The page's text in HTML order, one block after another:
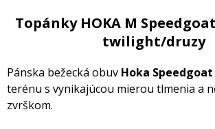
Topánky HOKA M
twilight/druzy
Pánska bežecká obuv Hoka Speedgoat
terénu s vynikajúcou mierou tlmenia a
zvrškom.